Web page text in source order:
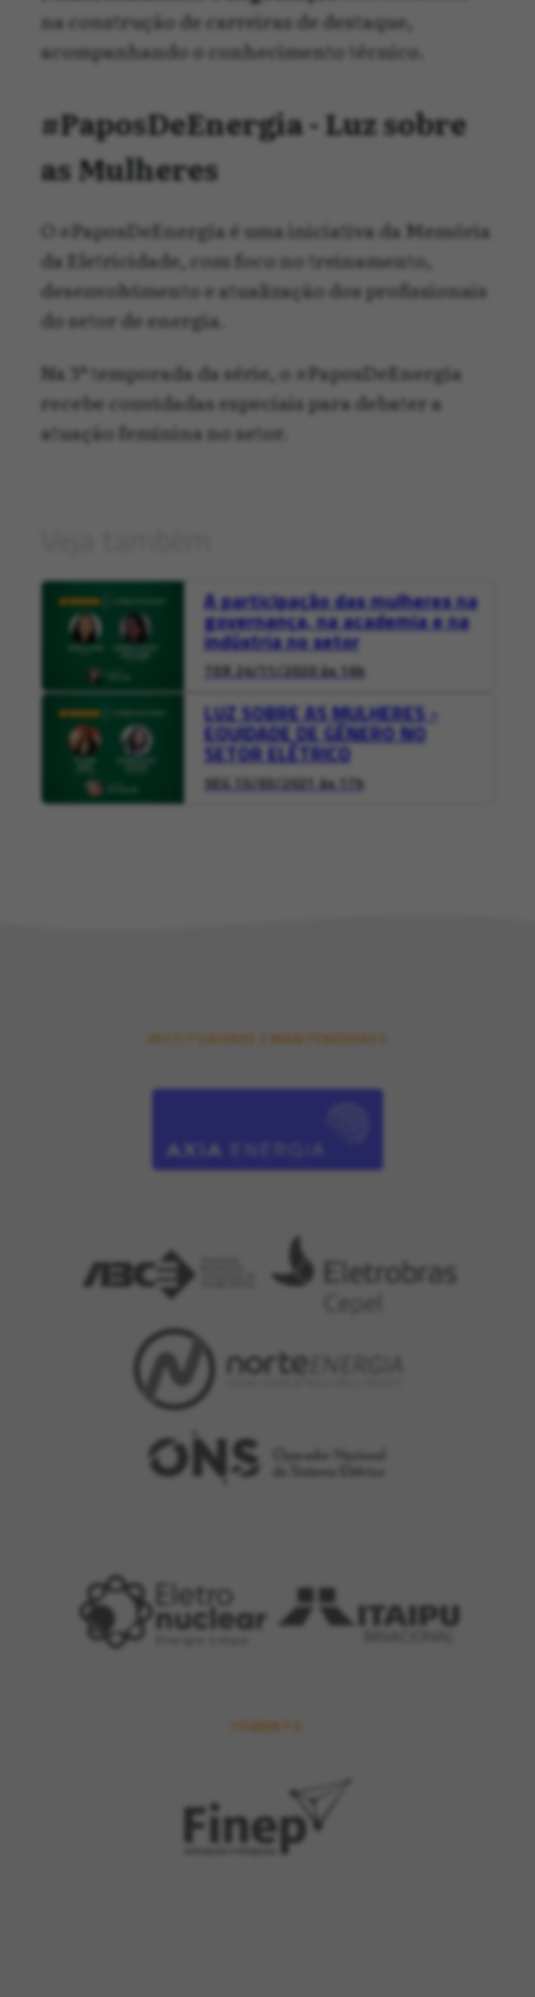
na construção de carreiras de destaque,
acompanhando o conhecimento técnico.
#PaposDeEnergia - Luz sobre
as Mulheres
O #PaposDeEnergia é uma iniciativa da Memória
da Eletricidade, com foco no treinamento,
desenvolvimento e atualização dos profissionais
do setor de energia.
Na 3ª temporada da série, o #PaposDeEnergia
recebe convidadas especiais para debater a
atuação feminina no setor.
A participação das mulheres na
governança, na academia e na
indústria no setor
TER 24/11/2020 às 16h
LUZ SOBRE AS MULHERES -
EQUIDADE DE GÊNERO NO
SETOR ELÉTRICO
SEG 15/03/2021 às 17h
INSTITUIDORES E MANTENEDORES
FOMENTO